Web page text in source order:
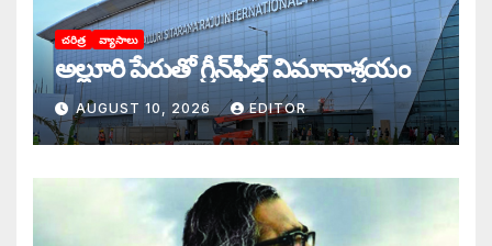
చరిత్ర వ్యాసాలు
అల్లూరి పేరుతో గ్రీన్‌ఫీల్డ్ విమానాశ్రయం
AUGUST 10, 2026 EDITOR